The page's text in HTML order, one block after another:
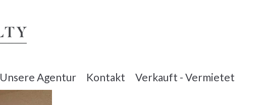
Unsere Agentur Kontakt Verkauft - Vermietet